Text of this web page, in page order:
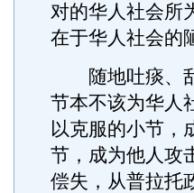
对的华人社会所
在于华人社会的
随地吐痰、乱
节本不该为华人
以克服的小节，
节，成为他人攻
偿失，从普拉托